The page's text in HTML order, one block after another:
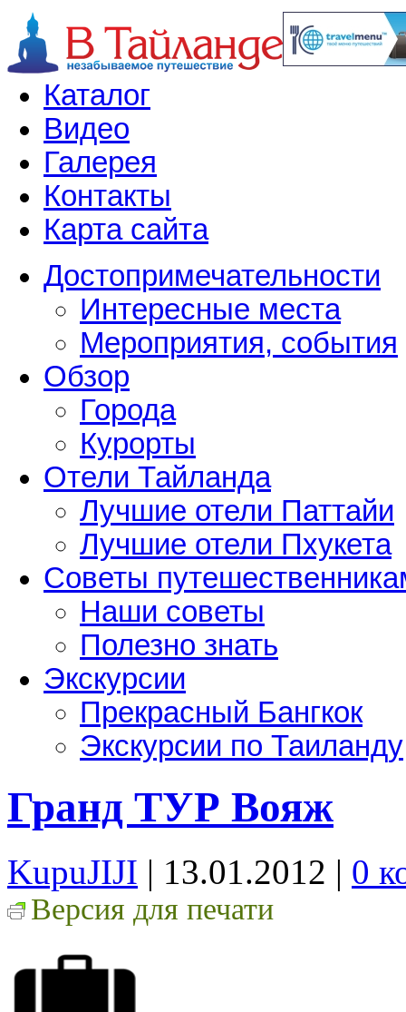
Каталог
Видео
Галерея
Контакты
Карта сайта
Достопримечательности
Интересные места
Мероприятия, события
Обзор
Города
Курорты
Отели Тайланда
Лучшие отели Паттайи
Лучшие отели Пхукета
Советы
Наши советы
Полезно знать
Экскурсии
Прекрасный Бангкок
Экскурсии по Таиланду
Гранд ТУР Вояж
KupuJIJI | 13.01.2012 | 0
Версия для печати